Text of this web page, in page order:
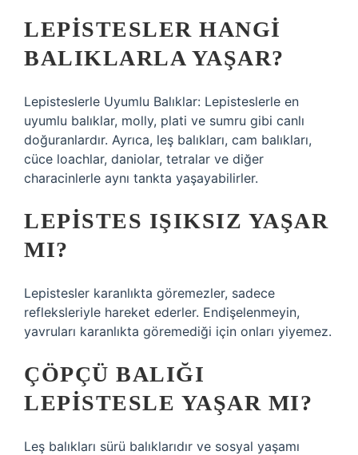
LEPISTESLER HANGI
BALIKLARLA YAŞAR?
Lepisteslerle Uyumlu Balıklar: Lepisteslerle en
uyumlu balıklar, molly, plati ve sumru gibi canlı
doğuranlardır. Ayrıca, leş balıkları, cam balıkları,
cüce loachlar, daniolar, tetralar ve diğer
characinlerle aynı tankta yaşayabilirler.
LEPISTES IŞIKSIZ YAŞAR
MI?
Lepistesler karanlıkta göremezler, sadece
refleksleriyle hareket ederler. Endişelenmeyin,
yavruları karanlıkta göremediği için onları yiyemez.
ÇÖPÇÜ BALIĞI
LEPISTESLE YAŞAR MI?
Leş balıkları sürü balıklarıdır ve sosyal yaşamı